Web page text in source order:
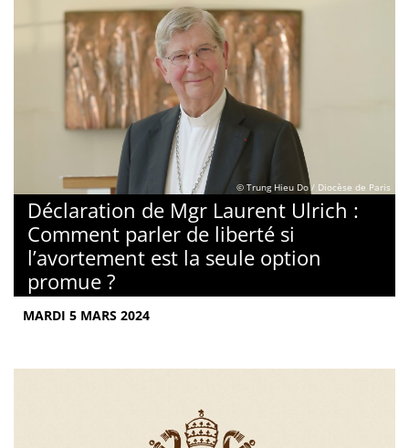
© Trung Hieu Do / Diocèse de Paris
Déclaration de Mgr Laurent Ulrich :
Comment parler de liberté si
l’avortement est la seule option
promue ?
MARDI 5 MARS 2024